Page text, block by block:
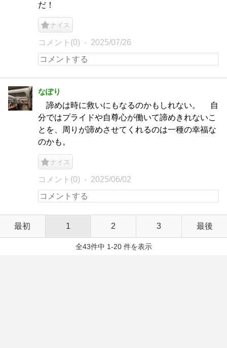
だ！
ナイス
コメント(0) 2025/07/26
なぽり
諦めは時に救いにもなるのかもしれない。 自
分ではプライドや自尊心が働いて諦めきれないこ
とを、周りが諦めさせてくれるのは一種の幸福な
のかも。
ナイス
コメント(0) 2025/06/02
最初 1 2 3 最後
全43件中 1-20 件を表示